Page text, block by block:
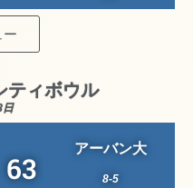
ー
ティボウル
日
63
アーバン大
8-5